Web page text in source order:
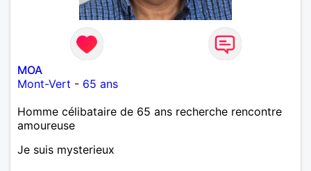
MOA
Mont-Vert - 65 ans
Homme célibataire de 65 ans recherche rencontre
amoureuse
Je suis mysterieux